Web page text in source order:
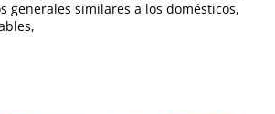
generales similares a los domésticos,